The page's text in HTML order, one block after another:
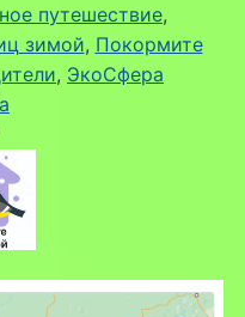
путешествие
зимой, Покормите
, ЭкоСфера